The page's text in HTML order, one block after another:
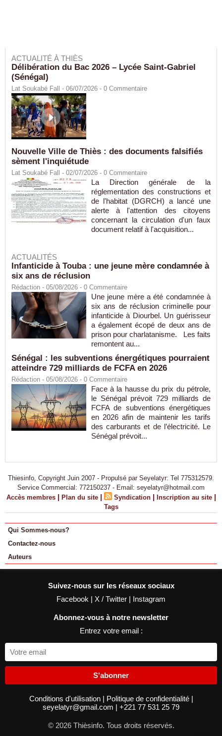
ACTUALITÉ À THIÈS
Délibération du Bac 2026 – Lycée Saint-Gabriel
(Sénégal)
Lat Soukabé Fall - 06/07/2026 - 0 Commentaire
Nouvelle Ville de Thiès : des documents falsifiés
sèment l'inquiétude
Lat Soukabé Fall - 02/07/2026 - 0 Commentaire
La Direction générale de la
réglementation des constructions et
de l'habitat (DGRCH) a lancé une
alerte à l'attention des citoyens
concernant la circulation d'un faux
document relatif à l'acquisition...
ACTUALITÉS
Infanticide à Touba : une jeune mère condamnée à
six ans de réclusion
Rédaction - 05/08/2026 - 0 Commentaire
Une jeune mère a été condamnée à
six ans de réclusion criminelle pour
infanticide à Diourbel. Un guérisseur
a également écopé de deux ans de
prison pour charlatanisme. Les faits
remontent au...
Sénégal : les subventions énergétiques pourraient
atteindre 729 milliards de FCFA en 2026
Rédaction - 05/08/2026 - 0 Commentaire
Face à la hausse du prix du pétrole,
le Sénégal prévoit 729 milliards de
FCFA de subventions énergétiques
en 2026 afin de maintenir les tarifs
des carburants et de l’électricité. Le
Sénégal prévoit...
Thiesinfo, Copyright Juin 2007 - Propulsé par Seyelatyr: Tel 775312579.
Service Commercial: 772150237 - Email: seyelatyr@hotmail.com
Accès membres | Plan du site | Syndication | Inscription au site |
Tags
Qui Sommes-nous?
Contactez-nous
Auteurs
Suivez-nous sur les réseaux sociaux
Facebook | X / Twitter | Instagram
Abonnez-vous à notre newsletter
Entrez votre email :
S'abonner
Conditions d'utilisation | Politique de confidentialité |
seyelatyr@gmail.com | +221 77 531 25 79
© 2026 Thièsinfo. Tous droits réservés.